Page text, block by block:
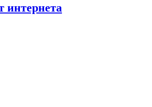
интернета